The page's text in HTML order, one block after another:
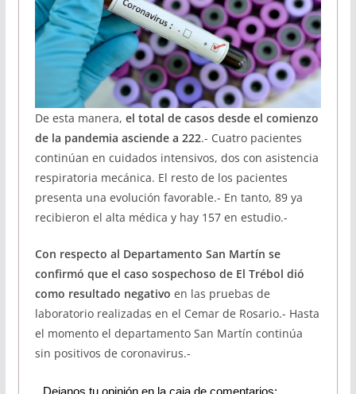
De esta manera, el total de casos desde el comienzo
de la pandemia asciende a 222.- Cuatro pacientes
continúan en cuidados intensivos, dos con asistencia
respiratoria mecánica. El resto de los pacientes
presenta una evolución favorable.- En tanto, 89 ya
recibieron el alta médica y hay 157 en estudio.-
Con respecto al Departamento San Martín se
confirmó que el caso sospechoso de El Trébol dió
como resultado negativo en las pruebas de
laboratorio realizadas en el Cemar de Rosario.- Hasta
el momento el departamento San Martín continúa
sin positivos de coronavirus.-
Dejanos tu opinión en la caja de comentarios: